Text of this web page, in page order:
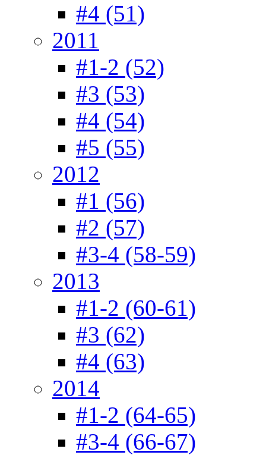
#4 (51)
2011
#1-2 (52)
#3 (53)
#4 (54)
#5 (55)
2012
#1 (56)
#2 (57)
#3-4 (58-59)
2013
#1-2 (60-61)
#3 (62)
#4 (63)
2014
#1-2 (64-65)
#3-4 (66-67)